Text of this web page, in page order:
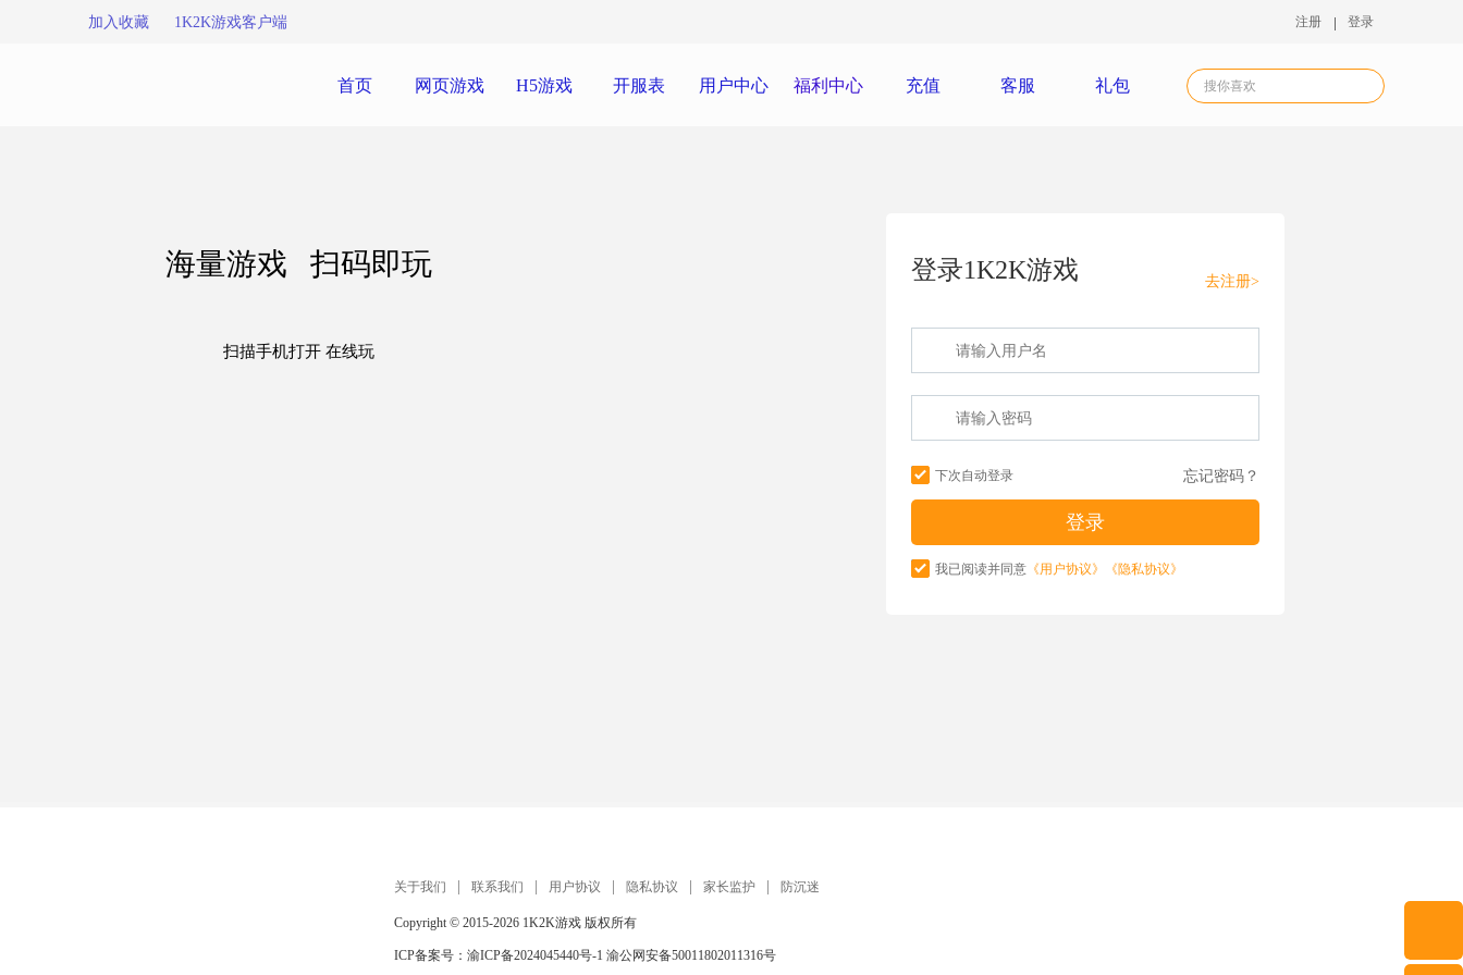
加入收藏 1K2K游戏客户端 注册 登录
首页 网页游戏 H5游戏 开服表 用户中心 福利中心 充值 客服 礼包
海量游戏 扫码即玩
扫描手机打开 在线玩
登录1K2K游戏 去注册>
下次自动登录 忘记密码？
我已阅读并同意 《用户协议》 《隐私协议》
关于我们 联系我们 用户协议 隐私协议 家长监护 防沉迷
Copyright © 2015-2026 1K2K游戏 版权所有
ICP备案号： 渝ICP备2024045440号-1 渝公网安备50011802011316号